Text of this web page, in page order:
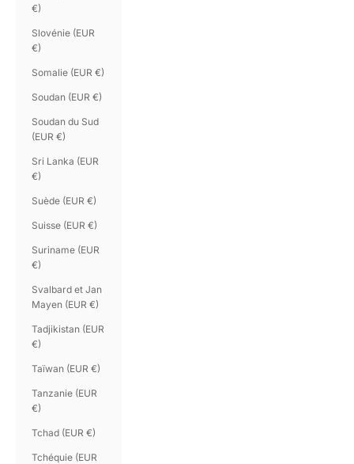
€)
Slovénie (EUR
€)
Somalie (EUR €)
Soudan (EUR €)
Soudan du Sud
(EUR €)
Sri Lanka (EUR
€)
Suède (EUR €)
Suisse (EUR €)
Suriname (EUR
€)
Svalbard et Jan
Mayen (EUR €)
Tadjikistan (EUR
€)
Taïwan (EUR €)
Tanzanie (EUR
€)
Tchad (EUR €)
Tchéquie (EUR